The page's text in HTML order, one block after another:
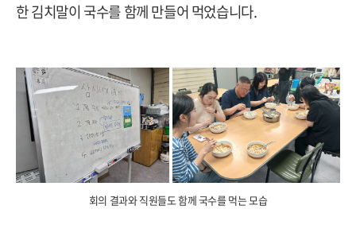
한 김치말이 국수를 함께 만들어 먹었습니다.
회의 결과와 직원들도 함께 국수를 먹는 모습